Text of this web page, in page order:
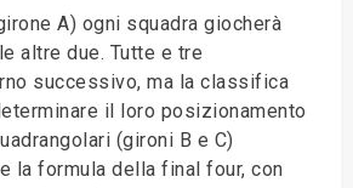
A) ogni squadra giocherà
altre due. Tutte e tre
successivo, ma la classifica
il loro posizionamento
(gironi B e C)
la formula della final four, con